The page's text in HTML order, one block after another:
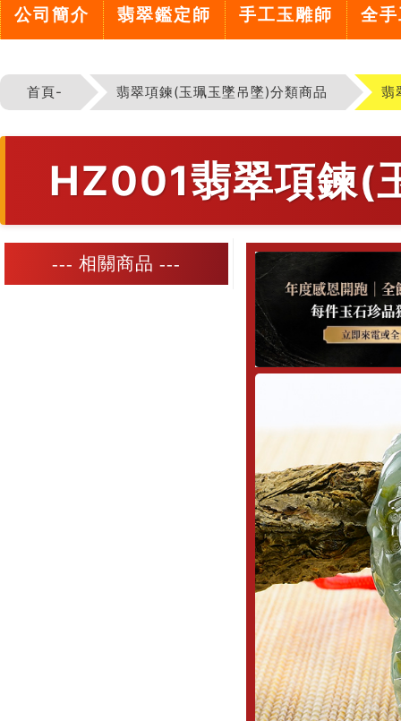
公司簡介 翡翠鑑定師 手工玉雕師 全
首頁- 翡翠項鍊(玉珮玉墜吊墜)分類商品 翡
HZ001翡翠項鍊(
--- 相關商品 ---